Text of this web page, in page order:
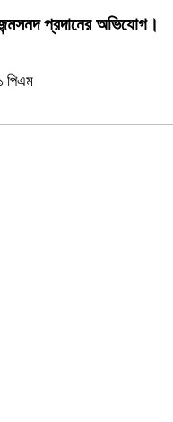
প্রদানের অভিযোগ।
পিএম